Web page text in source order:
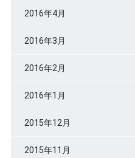
2016年4月
2016年3月
2016年2月
2016年1月
2015年12月
2015年11月